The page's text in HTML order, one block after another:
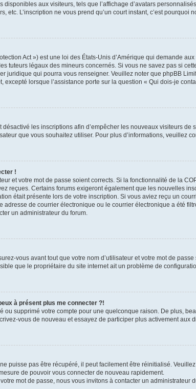
aux visiteurs, tels que l’affichage d’avatars
etc. L’inscription ne vous prend qu’un court instant, c’est pourquoi
Act ») est une loi des États-Unis d’Amérique qui demande
tuteurs légaux des mineurs concernés. Si vous ne savez pas si
juridique qui pourra vous renseigner. Veuillez noter que phpBB
excepté lorsque l’assistance porte sur la question « Qui dois-je
désactivé les inscriptions afin d’empêcher les nouveaux visiteurs
que vous souhaitez utiliser. Pour plus d’informations, veuillez
!
et votre mot de passe soient corrects. Si la fonctionnalité de la
reçues. Certains forums exigeront également que les nouvelles
était présente lors de votre inscription. Si vous aviez reçu un
de courrier électronique ou le courrier électronique a été
un administrateur du forum.
vous avant tout que votre nom d’utilisateur et votre mot de
que le propriétaire du site internet ait un problème de
à présent plus me connecter ?!
ou supprimé votre compte pour une quelconque raison. De plus,
vous de nouveau et essayez de participer plus activement aux
puisse pas être récupéré, il peut facilement être réinitialisé.
de pouvoir vous connecter de nouveau rapidement.
mot de passe, nous vous invitons à contacter un administrateur